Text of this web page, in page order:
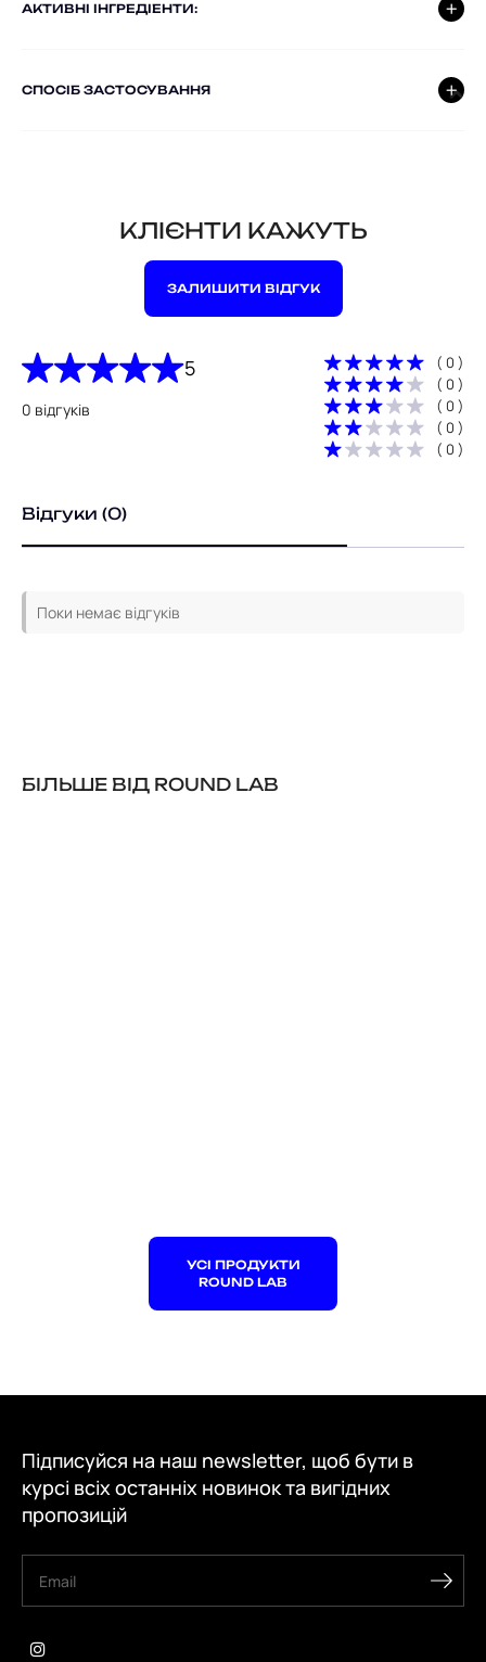
AКТИВНІ ІНГРЕДІЕНТИ:
СПОСІБ ЗАСТОСУВАННЯ
КЛІЄНТИ КАЖУТЬ
ЗАЛИШИТИ ВІДГУК
5
0 відгуків
( 0 )
( 0 )
( 0 )
( 0 )
( 0 )
Відгуки (0)
Поки немає відгуків
БІЛЬШЕ ВІД ROUND LAB
УСІ ПРОДУКТИ
ROUND LAB
Підписуйся на наш newsletter, щоб бути в
курсі всіх останніх новинок та вигідних
пропозицій